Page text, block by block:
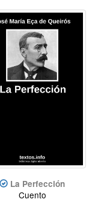
La Perfección
Cuento